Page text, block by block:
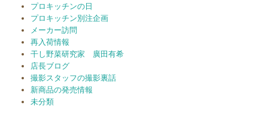
プロキッチンの日
プロキッチン別注企画
メーカー訪問
再入荷情報
干し野菜研究家 廣田有希
店長ブログ
撮影スタッフの撮影裏話
新商品の発売情報
未分類